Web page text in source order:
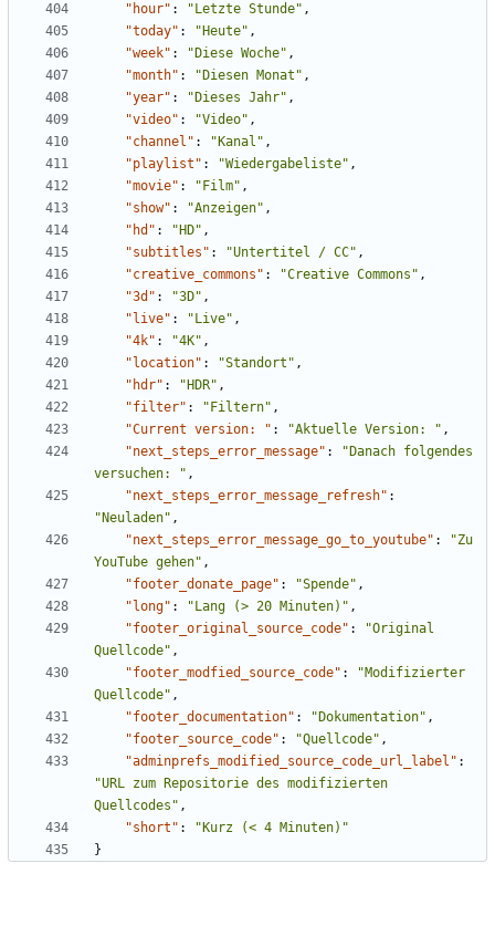
"hour" : "Letzte Stunde" ,
"today" : "Heute" ,
"week" : "Diese Woche" ,
"month" : "Diesen Monat" ,
"year" : "Dieses Jahr" ,
"video" : "Video" ,
"channel" : "Kanal" ,
"playlist" : "Wiedergabeliste" ,
"movie" : "Film" ,
"show" : "Anzeigen" ,
"hd" : "HD" ,
"subtitles" : "Untertitel / CC" ,
"creative_commons" : "Creative Commons" ,
"3d" : "3D" ,
"live" : "Live" ,
"4k" : "4K" ,
"location" : "Standort" ,
"hdr" : "HDR" ,
"filter" : "Filtern" ,
"Current version: " : "Aktuelle Version: " ,
"next_steps_error_message" :
"Danach folgendes
versuchen: " ,
"next_steps_error_message_refresh" :
"Neuladen" ,
"next_steps_error_message_go_to_youtube" :
"Zu
YouTube gehen" ,
"footer_donate_page" : "Spende" ,
"long" : "Lang (> 20 Minuten)" ,
"footer_original_source_code" :
"Original
Quellcode" ,
"footer_modfied_source_code" :
"Modifizierter
Quellcode" ,
"footer_documentation" : "Dokumentation" ,
"footer_source_code" : "Quellcode" ,
"adminprefs_modified_source_code_url_label" :
"URL zum Repositorie des modifizierten
Quellcodes" ,
"short" :
"Kurz (< 4 Minuten)"
}